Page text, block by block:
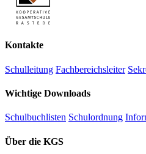
Kontakte
Schulleitung Fachbereichsleiter
Wichtige Downloads
Schulbuchlisten Schulordnung
Über die KGS